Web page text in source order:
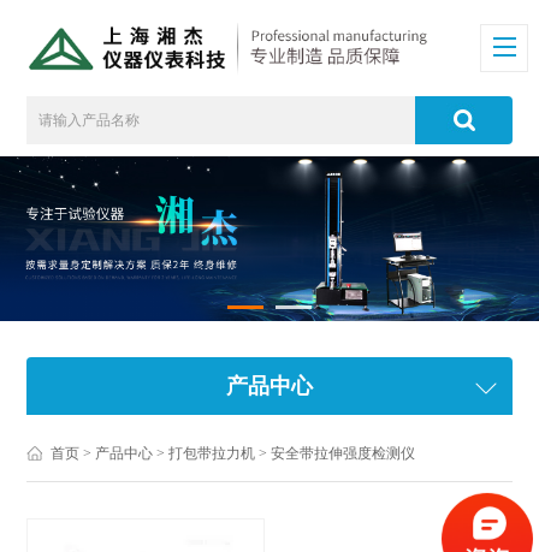
产品中心
首页 > 产品中心 >打包带拉力机 >安全带拉伸强度检测仪